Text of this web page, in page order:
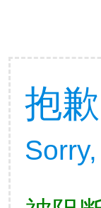
抱